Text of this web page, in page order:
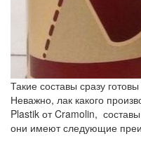
Такие составы сразу
Неважно, лак какого
Plastik от Cramolin,
они имеют следующие